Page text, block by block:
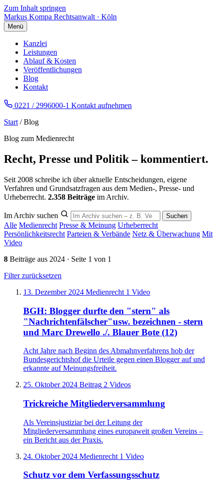
Zum Inhalt springen
Markus Kompa Rechtsanwalt · Köln
Menü
Kanzlei
Leistungen
Ablauf & Kosten
Veröffentlichungen
Blog
Kontakt
0221 / 2996000-1 Kontakt aufnehmen
Start / Blog
Blog zum Medienrecht
Recht, Presse und Politik – kommentiert.
Seit 2008 schreibe ich über aktuelle Entscheidungen, eigene
Verfahren und Grundsatzfragen aus dem Medien-, Presse- und
Urheberrecht. 2.358 Beiträge im Archiv.
Im Archiv suchen Suchen
Alle Medienrecht Presse & Meinung Urheberrecht
Persönlichkeitsrecht Parteien & Verbände Netz & Überwachung Mit
Video
8 Beiträge aus 2024 · Seite 1 von 1
Filter zurücksetzen
13. Dezember 2024 Medienrecht 1 Video
BGH: Blogger durfte den "stern" als
"Nachrichtenfälscher"usw. bezeichnen - stern
und Marc Drewello ./. Blauer Bote (12)
Acht Jahre nach Beginn des Abmahnverfahrens hob der
Bundesgerichtshof die Urteile gegen einen Blogger auf und
erkannte auf Meinungsfreiheit.
25. Oktober 2024 Beitrag 2 Videos
Trickreiche Mitgliederversammlung
Als Vereinsjustiziar bei der Leitung der
Mitgliederversammlung eines europaweit großen Vereins –
ein Bericht aus der Praxis.
24. Oktober 2024 Medienrecht 1 Video
Schutz vor dem Verfassungsschutz